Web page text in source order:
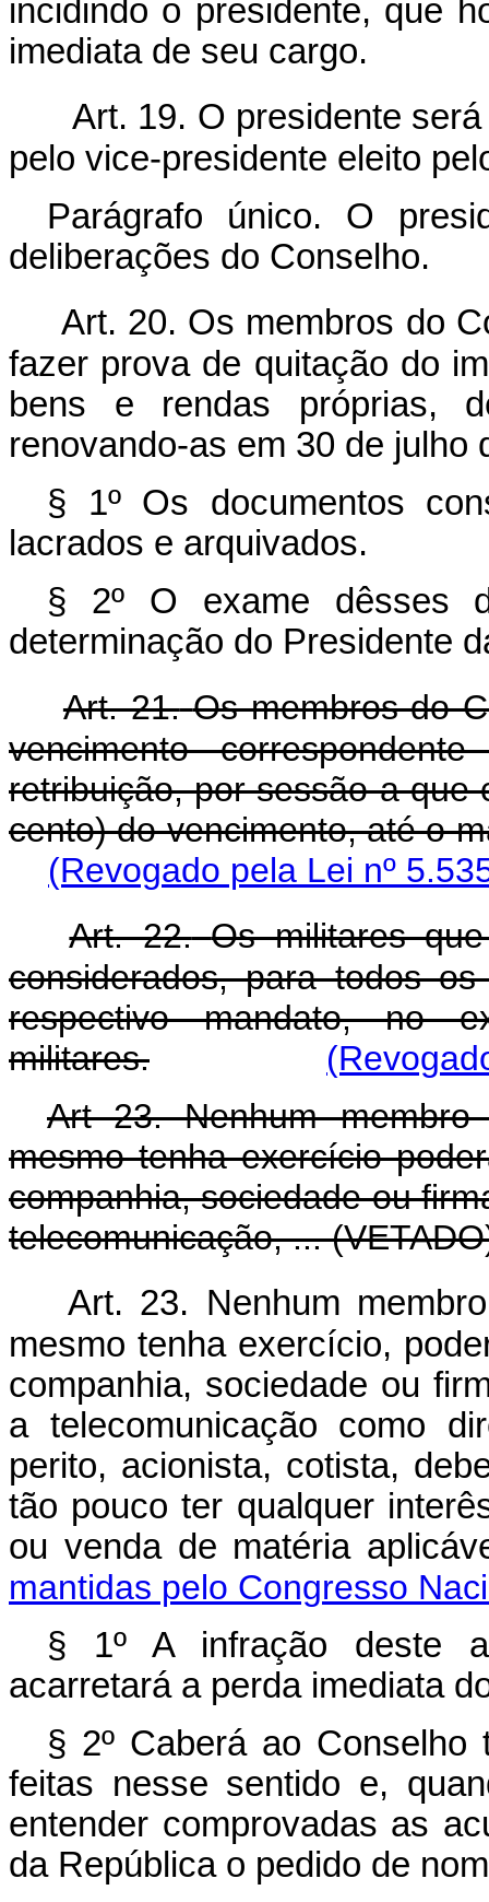
incidindo o presidente, que
imediata de seu cargo.
Art. 19. O presidente
pelo vice-presidente eleito
Parágrafo único. O
deliberações do Conselho.
Art. 20. Os membros do
fazer prova de quitação do
bens e rendas próprias,
renovando-as em 30 de julho
§ 1º Os documentos
lacrados e arquivados.
§ 2º O exame dêsses
determinação do Presidente
Art. 21. Os membros do
vencimento
retribuição, por sessão a que
cento) do vencimento, até o
(Revogado pela Lei nº
Art. 22. Os militares
considerados, para todos
respectivo mandato, no
militares.
Art 23. Nenhum
mesmo tenha exercício
companhia, sociedade ou
telecomunicação, ...
Art. 23. Nenhum
mesmo tenha exercício,
companhia, sociedade ou
a telecomunicação como
perito, acionista, cotista,
tão pouco ter qualquer
ou venda de matéria
mantidas pelo Congresso
§ 1º A infração deste
acarretará a perda imediata
§ 2º Caberá ao Conselho
feitas nesse sentido e,
entender comprovadas as
da República o pedido de